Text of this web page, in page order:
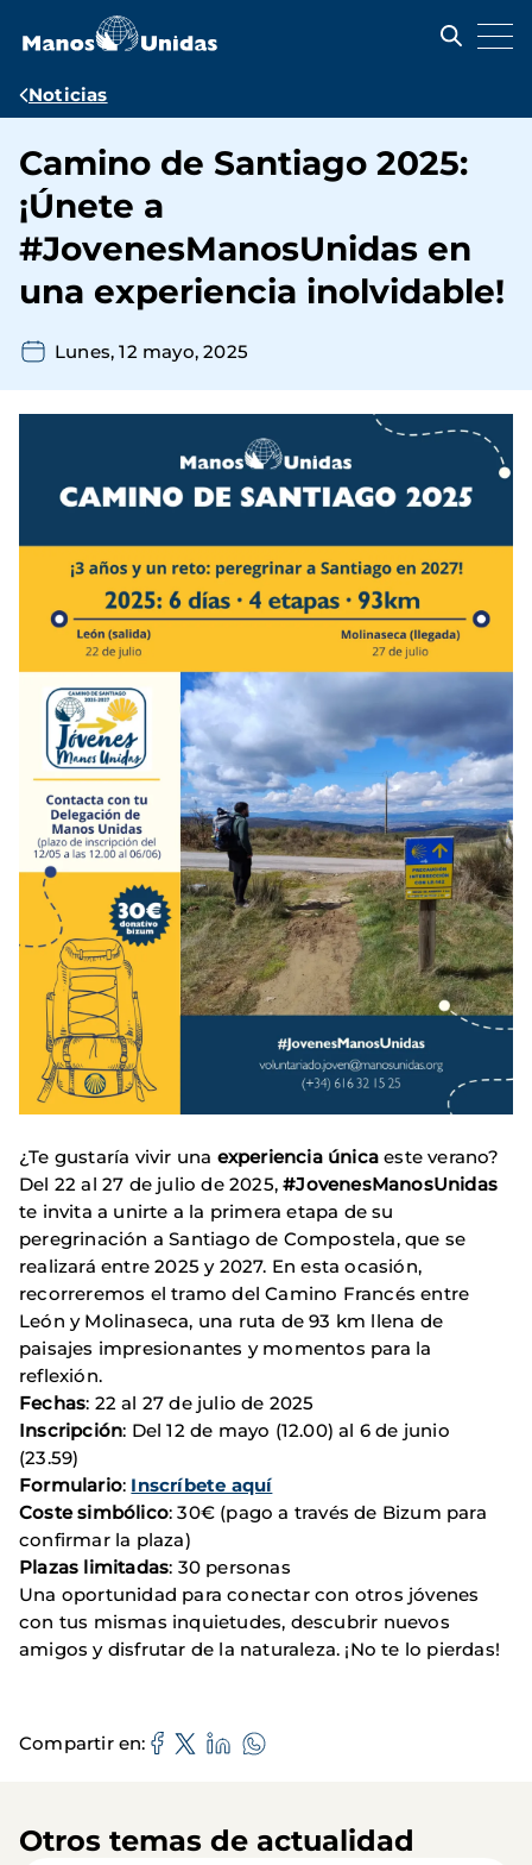
contenido
Ruta
navegación
Noticias
Camino de Santiago 2025:
¡Únete a
#JovenesManosUnidas en
una experiencia inolvidable!
Lunes, 12 mayo, 2025
¿Te gustaría vivir una experiencia única este verano?
Del 22 al 27 de julio de 2025,#JovenesManosUnidas
te invita a unirte a la primera etapa de su
peregrinación a Santiago de Compostela, que se
realizará entre 2025 y 2027. En esta ocasión,
recorreremos el tramo del Camino Francés entre
León y Molinaseca, una ruta de 93 km llena de
paisajes impresionantes y momentos para la
reflexión.
Fechas: 22 al 27 de julio de 2025
Inscripción: Del 12 de mayo (12.00) al 6 de junio
(23.59)
Formulario: Inscríbete aquí
Coste simbólico: 30€ (pago a través de Bizum para
confirmar la plaza)
Plazas limitadas: 30 personas
Una oportunidad para conectar con otros jóvenes
con tus mismas inquietudes, descubrir nuevos
amigos y disfrutar de la naturaleza. ¡No te lo pierdas!
Compartir en
Otros temas de actualidad